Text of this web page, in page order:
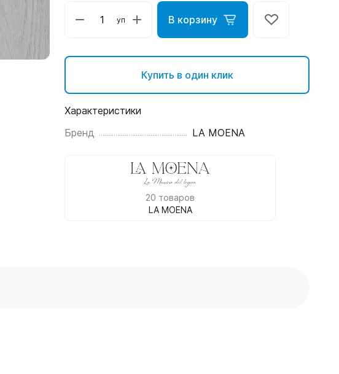
уп В корзину
Купить в один клик
Характеристики
Бренд
LA MOENA
20 товаров
LA MOENA